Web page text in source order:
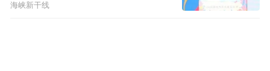
海峡新干线